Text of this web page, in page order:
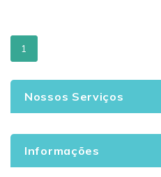
1
Nossos Serviços
Informações